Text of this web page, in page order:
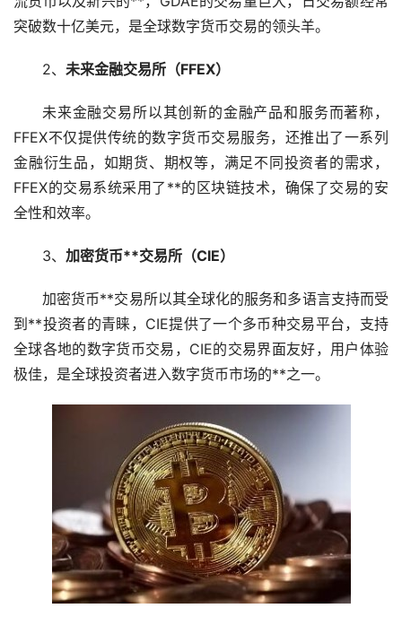
突破数十亿美元，是全球数字货币交易的领头羊。
2、 未来金融交易所（FFEX）
未来金融交易所以其创新的金融产品和服务而著称，
FFEX不仅提供传统的数字货币交易服务，还推出了一系列
金融衍生品，如期货、期权等，满足不同投资者的需求，
FFEX的交易系统采用了**的区块链技术，确保了交易的安
全性和效率。
3、 加密货币**交易所（CIE）
加密货币**交易所以其全球化的服务和多语言支持而受
到**投资者的青睐，CIE提供了一个多币种交易平台，支持
全球各地的数字货币交易，CIE的交易界面友好，用户体验
极佳，是全球投资者进入数字货币市场的**之一。